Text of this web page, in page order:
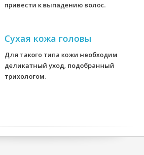
привести к выпадению волос.
Сухая кожа головы
Для такого типа кожи необходим
деликатный уход, подобранный
трихологом.